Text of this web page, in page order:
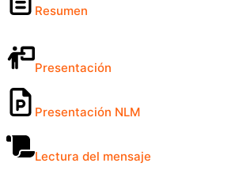
Resumen
Presentación
Presentación NLM
Lectura del mensaje